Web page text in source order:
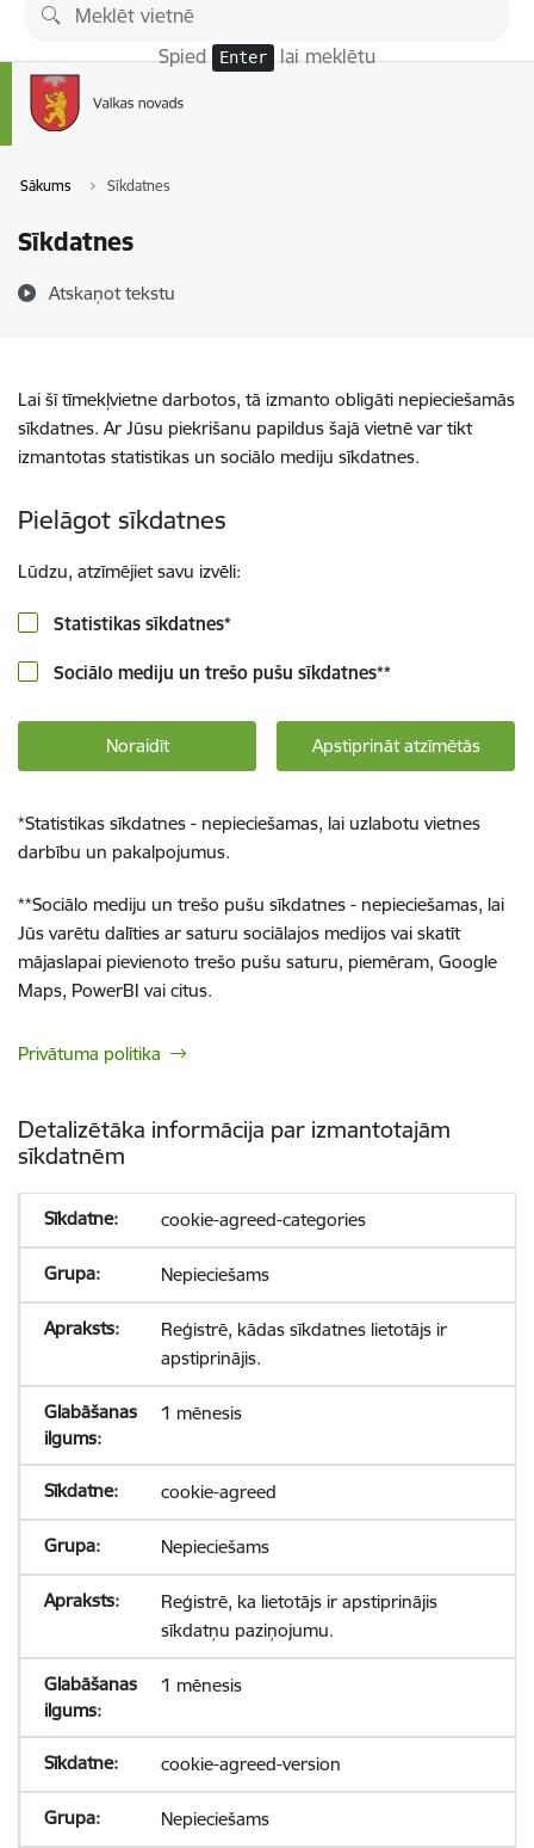
Pāriet uz lapas saturu
Spied Enter lai meklētu
Sākums Sīkdatnes
Sīkdatnes
Atskaņot tekstu
Lai šī tīmekļvietne darbotos, tā izmanto obligāti nepieciešamās
sīkdatnes. Ar Jūsu piekrišanu papildus šajā vietnē var tikt
izmantotas statistikas un sociālo mediju sīkdatnes.
Pielāgot sīkdatnes
Lūdzu, atzīmējiet savu izvēli:
Statistikas sīkdatnes*
Sociālo mediju un trešo pušu sīkdatnes**
Noraidīt Apstiprināt atzīmētās
*Statistikas sīkdatnes - nepieciešamas, lai uzlabotu vietnes
darbību un pakalpojumus.
**Sociālo mediju un trešo pušu sīkdatnes - nepieciešamas, lai
Jūs varētu dalīties ar saturu sociālajos medijos vai skatīt
mājaslapai pievienoto trešo pušu saturu, piemēram, Google
Maps, PowerBI vai citus.
Privātuma politika
Detalizētāka informācija par izmantotajām
sīkdatnēm
cookie-agreed-categories
Nepieciešams
Reģistrē, kādas sīkdatnes lietotājs ir
apstiprinājis.
1 mēnesis
cookie-agreed
Nepieciešams
Reģistrē, ka lietotājs ir apstiprinājis
sīkdatņu paziņojumu.
1 mēnesis
cookie-agreed-version
Nepieciešams